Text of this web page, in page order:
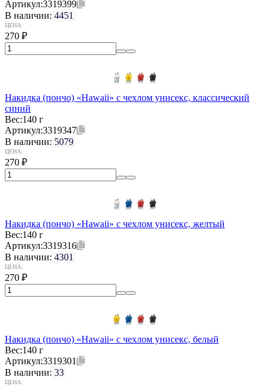
Артикул:3319399
В наличии: 4451
ЦЕНА:
270 ₽
Накидка (пончо) «Hawaii» c чехлом унисекс, классический
синий
Вес:140 г
Артикул:3319347
В наличии: 5079
ЦЕНА:
270 ₽
Накидка (пончо) «Hawaii» c чехлом унисекс, желтый
Вес:140 г
Артикул:3319316
В наличии: 4301
ЦЕНА:
270 ₽
Накидка (пончо) «Hawaii» c чехлом унисекс, белый
Вес:140 г
Артикул:3319301
В наличии: 33
ЦЕНА: